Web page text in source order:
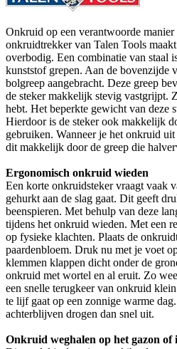
Onkruid op een verantwoorde
onkruidtrekker van Talen Tools
overbodig. Een combinatie van staal
kunststof grepen. Aan de bovenzijde
bolgreep aangebracht. Deze greep
de steker makkelijk stevig vastgrijpt.
hebt. Het beperkte gewicht van deze
Hierdoor is de steker ook makkelijk
gebruiken. Wanneer je het onkruid
dit makkelijk door de greep die
Ergonomisch onkruid wieden
Een korte onkruidsteker vraagt vaak
gehurkt aan de slag gaat. Dit geeft
beenspieren. Met behulp van deze
tijdens het onkruid wieden. Met een
op fysieke klachten. Plaats de
paardenbloem. Druk nu met je voet
klemmen klappen dicht onder de
onkruid met wortel en al eruit. Zo
een snelle terugkeer van onkruid
te lijf gaat op een zonnige warme
achterblijven drogen dan snel uit.
Onkruid weghalen op het gazon of